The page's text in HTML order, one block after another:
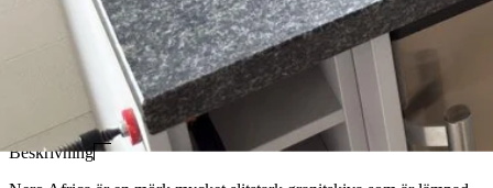
Om produkten
Beskrivning